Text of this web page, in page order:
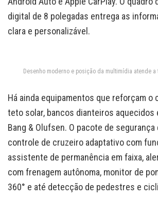
digital de 8 polegadas entrega as
clara e personalizável.
Desenho moderno e posição da multimídia atende a
Há ainda equipamentos que reforçam o
teto solar, bancos dianteiros aquecidos
Bang & Olufsen. O pacote de
controle de cruzeiro adaptativo com
assistente de permanência em faixa,
com frenagem autônoma, monitor de
360° e até detecção de pedestres e